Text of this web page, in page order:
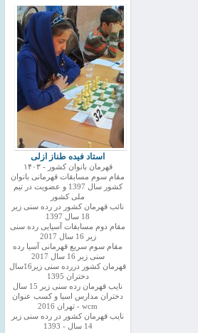
استاد فیده طناز ازلی
قهرمان بانوان کشور - ۱۴۰۳
مقام سوم مسابقات قهرمانی بانوان
کشور سال 1397 و عضویت در تیم
ملی کشور
نائب قهرمان کشور در رده سنی زیر
18 سال 1397
مقام دوم مسابقات آسیایی رده سنی
زیر 16 سال 2017
مقام سوم سریع قهرمانی آسیا رده
سنی زیر 16 سال 2017
قهرمان کشور دررده سنی زیر16سال
دختران 1395
نایب قهرمان رده سنی زیر 15 سال
دختران مدارس اسیا و کسب عنوان
wcm - تهران 2016
نایب قهرمان کشور در رده سنی زیر
14 سال - 1393